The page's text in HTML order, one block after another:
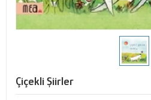
Çiçekli Şiirler